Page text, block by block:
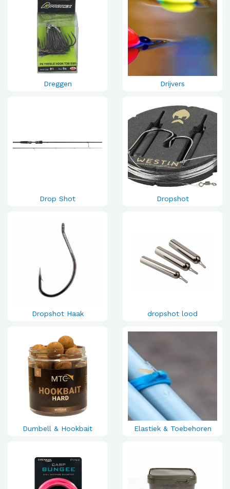
Dreggen Drijvers
Drop Shot Dropshot
Dropshot Haak dropshot lood
Dumbell & Hookbait Elastiek & Toebehoren